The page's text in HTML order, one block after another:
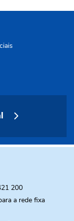
200
a rede fixa